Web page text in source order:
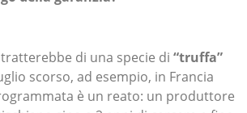
di una specie di “truffa”
scorso, ad esempio, in Francia
è un reato: un produttore